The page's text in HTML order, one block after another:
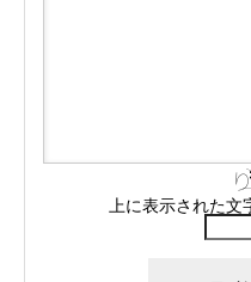
上に表示された文